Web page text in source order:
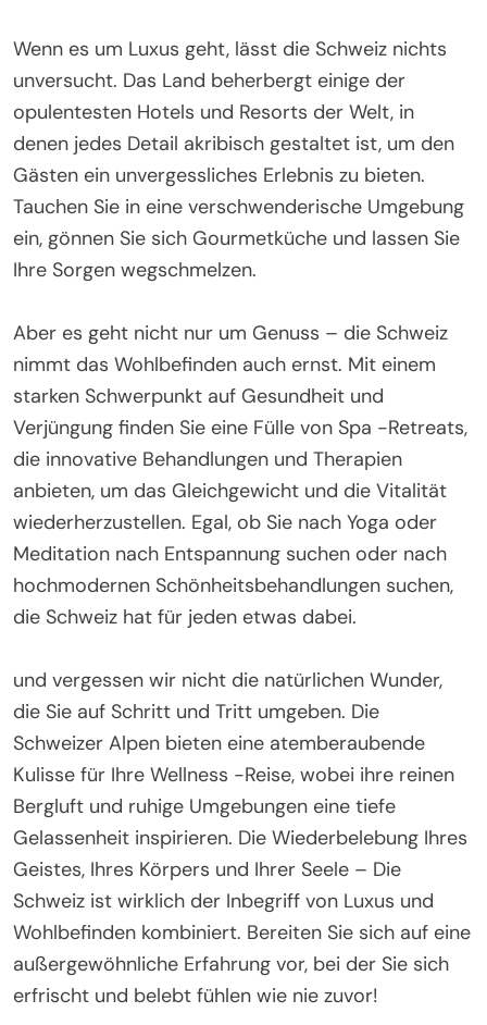
Wenn es um Luxus geht, lässt die Schweiz nichts
unversucht. Das Land beherbergt einige der
opulentesten Hotels und Resorts der Welt, in
denen jedes Detail akribisch gestaltet ist, um den
Gästen ein unvergessliches Erlebnis zu bieten.
Tauchen Sie in eine verschwenderische Umgebung
ein, gönnen Sie sich Gourmetküche und lassen Sie
Ihre Sorgen wegschmelzen.
Aber es geht nicht nur um Genuss – die Schweiz
nimmt das Wohlbefinden auch ernst. Mit einem
starken Schwerpunkt auf Gesundheit und
Verjüngung finden Sie eine Fülle von Spa -Retreats,
die innovative Behandlungen und Therapien
anbieten, um das Gleichgewicht und die Vitalität
wiederherzustellen. Egal, ob Sie nach Yoga oder
Meditation nach Entspannung suchen oder nach
hochmodernen Schönheitsbehandlungen suchen,
die Schweiz hat für jeden etwas dabei.
und vergessen wir nicht die natürlichen Wunder,
die Sie auf Schritt und Tritt umgeben. Die
Schweizer Alpen bieten eine atemberaubende
Kulisse für Ihre Wellness -Reise, wobei ihre reinen
Bergluft und ruhige Umgebungen eine tiefe
Gelassenheit inspirieren. Die Wiederbelebung Ihres
Geistes, Ihres Körpers und Ihrer Seele – Die
Schweiz ist wirklich der Inbegriff von Luxus und
Wohlbefinden kombiniert. Bereiten Sie sich auf eine
außergewöhnliche Erfahrung vor, bei der Sie sich
erfrischt und belebt fühlen wie nie zuvor!